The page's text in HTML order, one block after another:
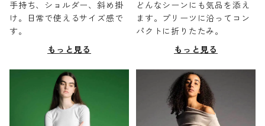
手持ち、ショルダー、斜め掛
け。日常で使えるサイズ感で
す。
もっと見る
どんなシーンにも気品を添え
ます。プリーツに沿ってコン
パクトに折りたたみ。
もっと見る